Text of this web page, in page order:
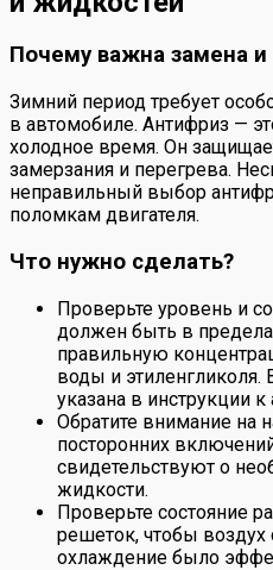
Почему важна замена и
Зимний период требует
в автомобиле. Антифриз —
холодное время. Он
замерзания и перегрева.
неправильный выбор
поломкам двигателя.
Что нужно сделать?
Проверьте уровень и
должен быть в
правильную
воды и этиленгликоля.
указана в инструкции
Обратите внимание на
посторонних
свидетельствуют о
жидкости.
Проверьте состояние
решеток, чтобы
охлаждение было